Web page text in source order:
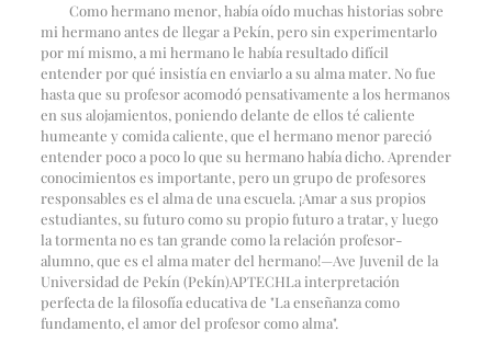
Como hermano menor, había oído muchas historias sobre
mi hermano antes de llegar a Pekín, pero sin experimentarlo
por mí mismo, a mi hermano le había resultado difícil
entender por qué insistía en enviarlo a su alma mater. No fue
hasta que su profesor acomodó pensativamente a los hermanos
en sus alojamientos, poniendo delante de ellos té caliente
humeante y comida caliente, que el hermano menor pareció
entender poco a poco lo que su hermano había dicho. Aprender
conocimientos es importante, pero un grupo de profesores
responsables es el alma de una escuela. ¡Amar a sus propios
estudiantes, su futuro como su propio futuro a tratar, y luego
la tormenta no es tan grande como la relación profesor-
alumno, que es el alma mater del hermano!—Ave Juvenil de la
Universidad de Pekín (Pekín)APTECHLa interpretación
perfecta de la filosofía educativa de "La enseñanza como
fundamento, el amor del profesor como alma".